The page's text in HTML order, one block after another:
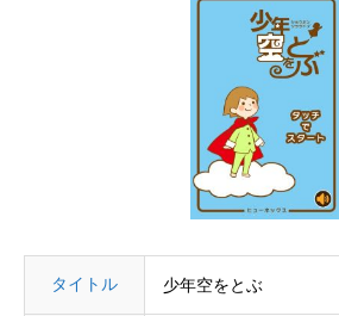
タイトル 少年空をとぶ